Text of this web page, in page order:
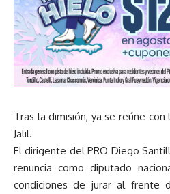
Tras la dimisión, ya se reúne
Jalil.
El dirigente del PRO Diego
renuncia como diputado
condiciones de jurar al frente